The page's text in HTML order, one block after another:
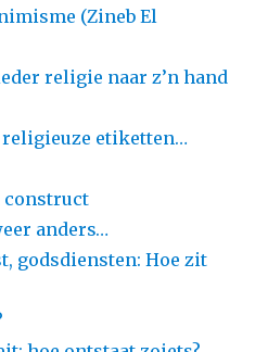
(Zineb El
religie naar z’n hand
religieuze etiketten…
construct
anders…
godsdiensten: Hoe zit